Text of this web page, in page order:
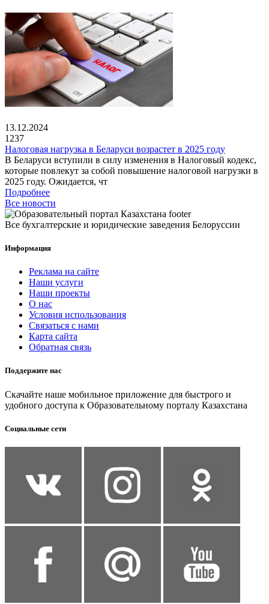
13.12.2024
1237
Налоговая нагрузка в Беларуси возрастет в 2025 году
В Беларуси вступили в силу изменения в Налоговый кодекс,
которые повлекут за собой повышение налоговой нагрузки в
2025 году. Ожидается, чт
Подробнее
Все новости
Все бухгалтерские и юридические заведения Белоруссии
Информация
Реклама на сайте
Наши услуги
Наши проекты
О нас
Условия использования
Связаться с нами
Карта сайта
Обратная связь
Поддержите нас
Скачайте наше мобильное приложение для быстрого и
удобного доступа к Образовательному порталу Казахстана
Социальные сети